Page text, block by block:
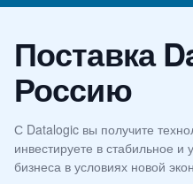
Поставка
Россию
С Datalogic вы получите
инвестируете в стабильное
бизнеса в условиях новой